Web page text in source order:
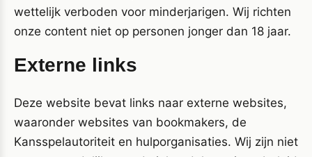
wettelijk verboden voor minderjarigen. Wij richten
onze content niet op personen jonger dan 18 jaar.
Externe links
Deze website bevat links naar externe websites,
waaronder websites van bookmakers, de
Kansspelautoriteit en hulporganisaties. Wij zijn niet